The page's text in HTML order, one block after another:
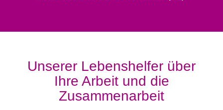
Unserer Lebenshelfer über
Ihre Arbeit und die
Zusammenarbeit